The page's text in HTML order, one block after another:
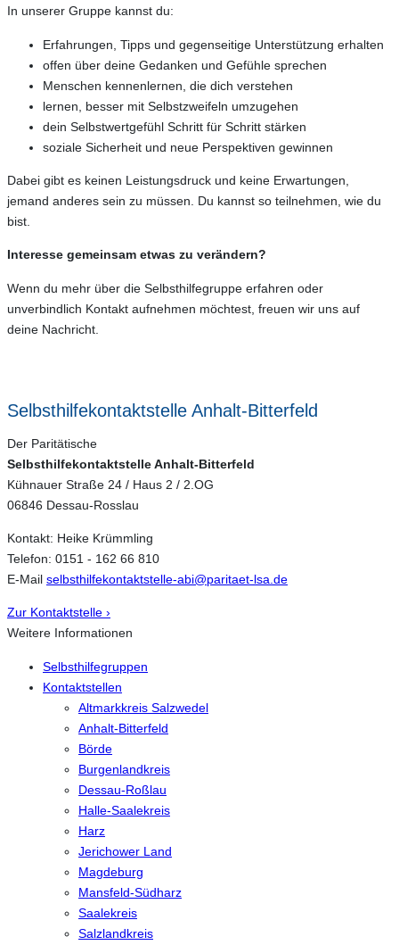
In unserer Gruppe kannst du:
Erfahrungen, Tipps und gegenseitige Unterstützung erhalten
offen über deine Gedanken und Gefühle sprechen
Menschen kennenlernen, die dich verstehen
lernen, besser mit Selbstzweifeln umzugehen
dein Selbstwertgefühl Schritt für Schritt stärken
soziale Sicherheit und neue Perspektiven gewinnen
Dabei gibt es keinen Leistungsdruck und keine Erwartungen,
jemand anderes sein zu müssen. Du kannst so teilnehmen, wie du
bist.
Interesse gemeinsam etwas zu verändern?
Wenn du mehr über die Selbsthilfegruppe erfahren oder
unverbindlich Kontakt aufnehmen möchtest, freuen wir uns auf
deine Nachricht.
Selbsthilfekontaktstelle Anhalt-Bitterfeld
Der Paritätische
Selbsthilfekontaktstelle Anhalt-Bitterfeld
Kühnauer Straße 24 / Haus 2 / 2.OG
06846 Dessau-Rosslau
Kontakt: Heike Krümmling
Telefon: 0151 - 162 66 810
E-Mail selbsthilfekontaktstelle-abi@paritaet-lsa.de
Zur Kontaktstelle ›
Weitere Informationen
Selbsthilfegruppen
Kontaktstellen
Altmarkkreis Salzwedel
Anhalt-Bitterfeld
Börde
Burgenlandkreis
Dessau-Roßlau
Halle-Saalekreis
Harz
Jerichower Land
Magdeburg
Mansfeld-Südharz
Saalekreis
Salzlandkreis